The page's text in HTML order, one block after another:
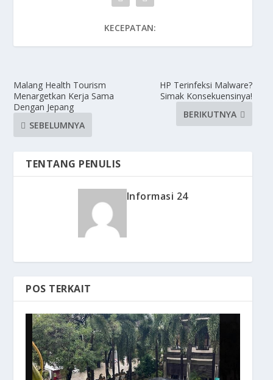
KECEPATAN:
Malang Health Tourism
Menargetkan Kerja Sama
Dengan Jepang
SEBELUMNYA
HP Terinfeksi Malware?
Simak Konsekuensinya!
BERIKUTNYA
TENTANG PENULIS
Informasi 24
POS TERKAIT